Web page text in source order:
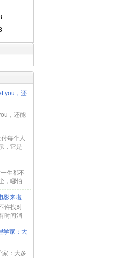
you，还
，还能
初次
每个人
，它是
对对方
长篇文
生都不
，哪怕
有这样
偶然地
影来啦
许找对
时间消
量要简
而第三
学家：大
家：大多